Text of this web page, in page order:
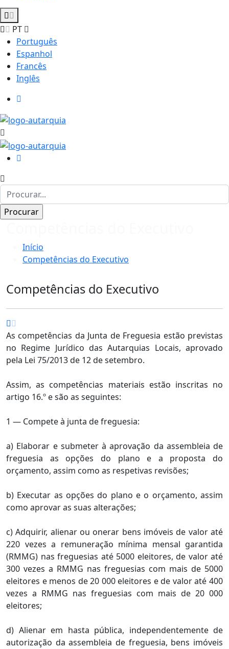
PT
Português
Espanhol
Francês
Inglês
Início
Competências do Executivo
Competências do Executivo
As competências da Junta de Freguesia estão previstas
no Regime Jurídico das Autarquias Locais, aprovado
pela Lei 75/2013 de 12 de setembro.
Assim, as competências materiais estão inscritas no
artigo 16.º e são as seguintes:
1 — Compete à junta de freguesia:
a) Elaborar e submeter à aprovação da assembleia de
freguesia as opções do plano e a proposta do
orçamento, assim como as respetivas revisões;
b) Executar as opções do plano e o orçamento, assim
como aprovar as suas alterações;
c) Adquirir, alienar ou onerar bens imóveis de valor até
220 vezes a remuneração mínima mensal garantida
(RMMG) nas freguesias até 5000 eleitores, de valor até
300 vezes a RMMG nas freguesias com mais de 5000
eleitores e menos de 20 000 eleitores e de valor até 400
vezes a RMMG nas freguesias com mais de 20 000
eleitores;
d) Alienar em hasta pública, independentemente de
autorização da assembleia de freguesia, bens imóveis